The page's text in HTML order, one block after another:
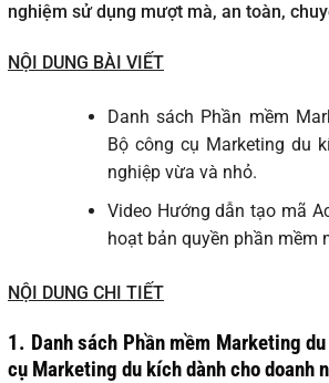
nghiệm sử dụng mượt mà, an toàn,
NỘI DUNG BÀI VIẾT
Danh sách Phần mềm
Bộ công cụ Marketing du
nghiệp vừa và nhỏ.
Video Hướng dẫn tạo mã
hoạt bản quyền phần mềm
NỘI DUNG CHI TIẾT
1. Danh sách Phần mềm Marketing
cụ Marketing du kích dành cho doanh